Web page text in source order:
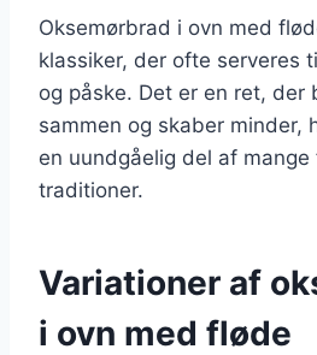
Oksemørbrad i ovn med
klassiker, der ofte serveres
og påske. Det er en ret, der
sammen og skaber minder,
en uundgåelig del af mange
traditioner.
Variationer af
i ovn med fløde